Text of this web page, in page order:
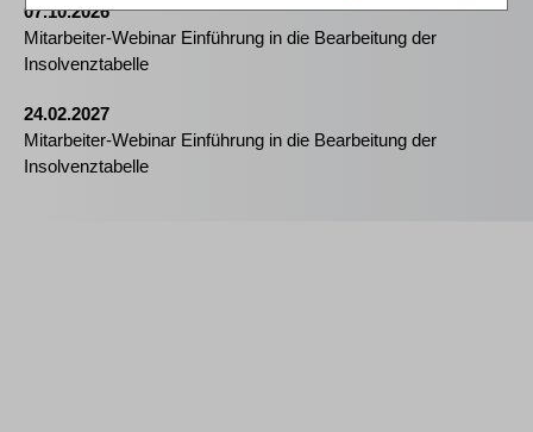
07.10.2026
Mitarbeiter-Webinar Einführung in die Bearbeitung der
Insolvenztabelle
24.02.2027
Mitarbeiter-Webinar Einführung in die Bearbeitung der
Insolvenztabelle